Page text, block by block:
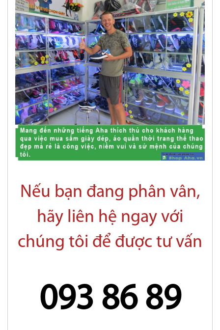
Nếu bạn đang phân vân,
hãy liên hệ ngay với
chúng tôi để được tư vấn
093 86 89